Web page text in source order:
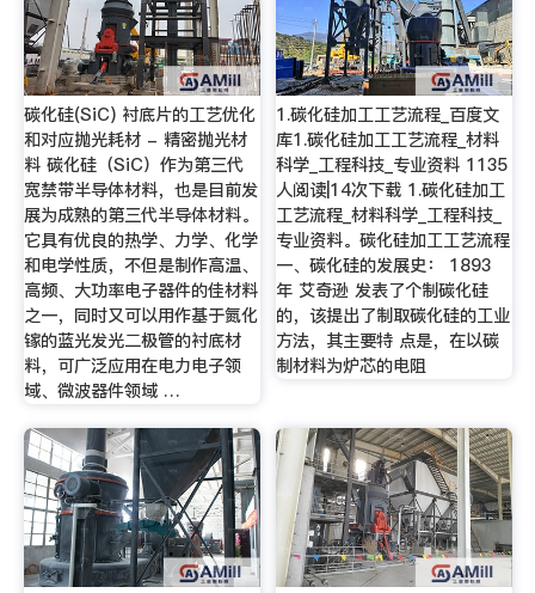
碳化硅(SiC) 衬底片的工艺优化
和对应抛光耗材 - 精密抛光材
料 碳化硅（SiC）作为第三代
宽禁带半导体材料，也是目前发
展为成熟的第三代半导体材料。
它具有优良的热学、力学、化学
和电学性质，不但是制作高温、
高频、大功率电子器件的佳材料
之一，同时又可以用作基于氮化
镓的蓝光发光二极管的衬底材
料，可广泛应用在电力电子领
域、微波器件领域 …
1.碳化硅加工工艺流程_百度文
库1.碳化硅加工工艺流程_材料
科学_工程科技_专业资料 1135
人阅读|14次下载 1.碳化硅加工
工艺流程_材料科学_工程科技_
专业资料。碳化硅加工工艺流程
一、碳化硅的发展史： 1893
年 艾奇逊 发表了个制碳化硅
的，该提出了制取碳化硅的工业
方法，其主要特 点是，在以碳
制材料为炉芯的电阻